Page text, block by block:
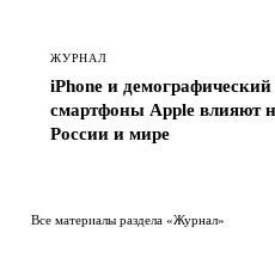
ЖУРНАЛ
iPhone и
смартфоны Apple влияют
России и мире
Все материалы раздела «Журнал»